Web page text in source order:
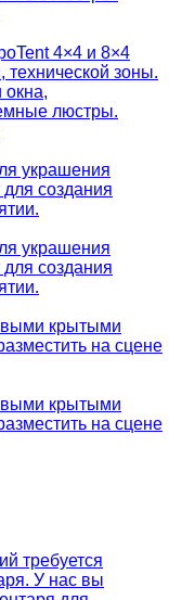
4×4 и 8×4
зоны.
окна,
люстры.
украшения
создания
украшения
создания
крытыми
на сцене
крытыми
на сцене
требуется
У нас вы